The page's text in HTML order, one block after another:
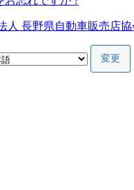
人 長野県自動車販売店協